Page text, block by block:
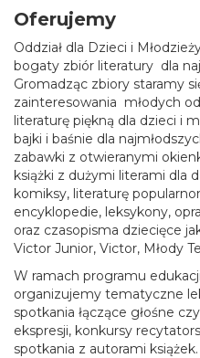
Oferujemy
Oddział dla Dzieci i
bogaty zbiór literatury dla
Gromadząc zbiory staramy
zainteresowania młodych
literaturę piękną dla dzieci i
bajki i baśnie dla
zabawki z otwieranymi
książki z dużymi literami dla
komiksy, literaturę
encyklopedie, leksykony,
oraz czasopisma dziecięce
Victor Junior, Victor, Młody
W ramach programu
organizujemy tematyczne
spotkania łączące głośne
ekspresji, konkursy
spotkania z autorami książek.